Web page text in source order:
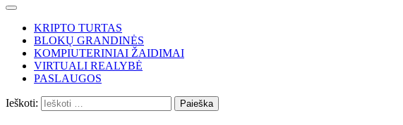
KRIPTO TURTAS
BLOKŲ GRANDINĖS
KOMPIUTERINIAI ŽAIDIMAI
VIRTUALI REALYBĖ
PASLAUGOS
Ieškoti: